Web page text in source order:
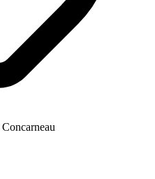
Concarneau